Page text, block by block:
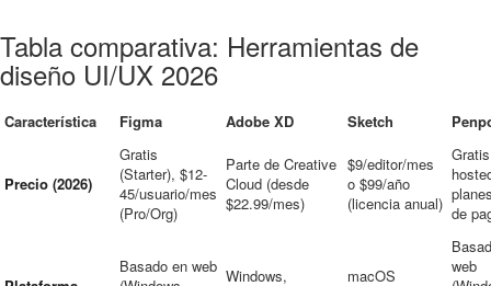
Tabla comparativa: Herramientas de
diseño UI/UX 2026
Característica Figma Adobe XD Sketch
Precio (2026)
Gratis
(Starter), $12-
45/usuario/mes
(Pro/Org)
Parte de Creative
Cloud (desde
$22.99/mes)
$9/editor/mes
o $99/año
(licencia anual) de
Basado en web Windows,
macOS
web